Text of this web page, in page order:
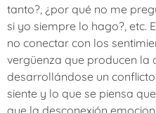
tanto?, ¿por qué no me
si yo siempre lo hago?, etc.
no conectar con los
vergüenza que producen la
desarrollándose un
siente y lo que se piensa
que la desconexión